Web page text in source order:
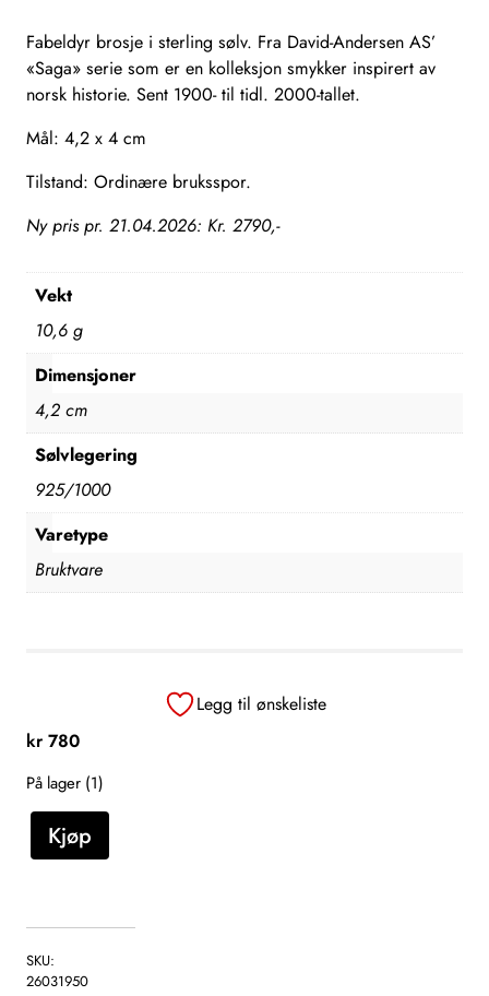
Fabeldyr brosje i sterling sølv. Fra David-Andersen AS’
«Saga» serie som er en kolleksjon smykker inspirert av
norsk historie. Sent 1900- til tidl. 2000-tallet.
Mål: 4,2 x 4 cm
Tilstand: Ordinære bruksspor.
Ny pris pr. 21.04.2026: Kr. 2790,-
Vekt
10,6 g
Dimensjoner
4,2 cm
Sølvlegering
925/1000
Varetype
Bruktvare
Legg til ønskeliste
kr 780
På lager (1)
F
l
d
y
Kjøp
SKU:
26031950